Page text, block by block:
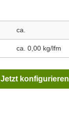
ca.
ca. 0,00 kg/lfm
Jetzt konfigurieren